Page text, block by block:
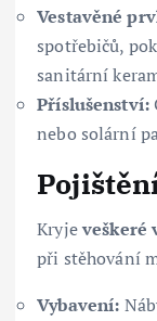
Vestavěné
spotřebičů,
sanitární
Příslušenství:
nebo solární
Kryjeveškeré
při stěhování
Vybavení: